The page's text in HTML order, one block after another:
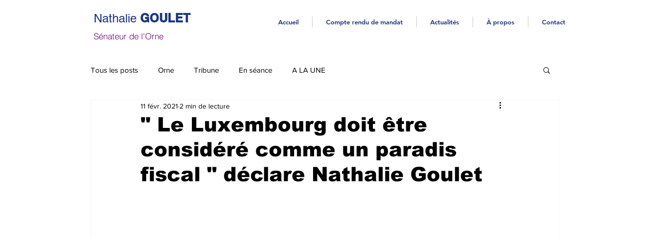
Nathalie GOULET Accueil Compte rendu de mandat Actualités À propos Contact
Sénateur de l'Orne
Tous les posts Orne Tribune En séance A LA UNE
" Le Luxembourg doit être
considéré comme un paradis
fiscal " déclare Nathalie Goulet
11 févr. 2021 2 min de lecture